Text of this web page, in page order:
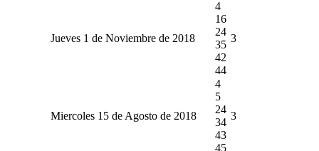
Jueves 1 de Noviembre de 2018
4
16
24
35
42
44
3
Miercoles 15 de Agosto de 2018
4
5
24
34
43
45
3